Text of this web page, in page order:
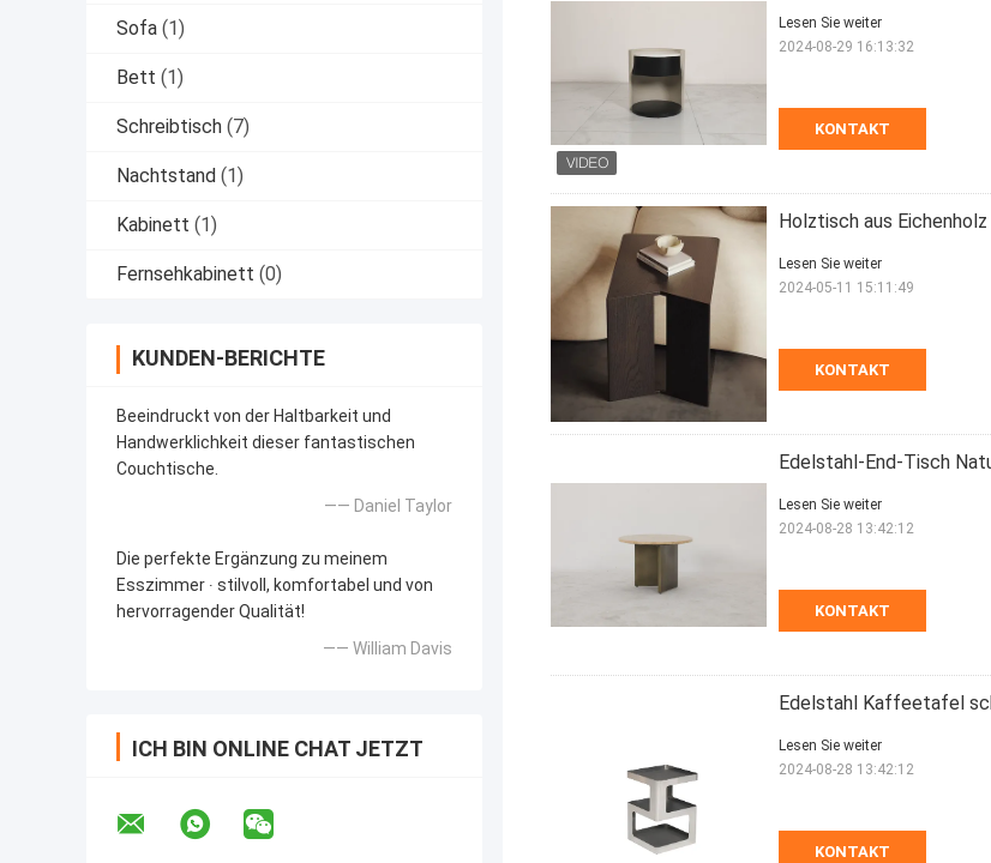
Sofa (1)
Bett (1)
Schreibtisch (7)
Nachtstand (1)
Kabinett (1)
Fernsehkabinett (0)
KUNDEN-BERICHTE
Beeindruckt von der Haltbarkeit und
Handwerklichkeit dieser fantastischen
Couchtische.
—— Daniel Taylor
Die perfekte Ergänzung zu meinem
Esszimmer ∙ stilvoll, komfortabel und von
hervorragender Qualität!
—— William Davis
ICH BIN ONLINE CHAT JETZT
KONTAKT
Lesen Sie weiter
2024-08-29 16:13:32
Holztisch aus Eichenholz
KONTAKT
Lesen Sie weiter
2024-05-11 15:11:49
Edelstahl-End-Tisch
KONTAKT
Lesen Sie weiter
2024-08-28 13:42:12
Edelstahl Kaffeetafel
KONTAKT
Lesen Sie weiter
2024-08-28 13:42:12